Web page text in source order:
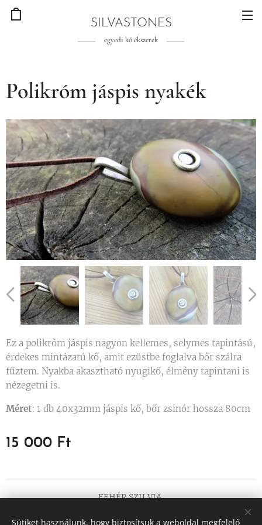
SILVASTONES
egyedi kő ékszerek
Polikróm jáspis nyakék
Ez a polikróm jáspis nagyon kellemes, selymes tapintású,
érdekes mintázatú kő, amit ezüstbe foglalva bőr szálra
fűztem. Nyakba akasztható nyugikő, élmény tapintani is
nézegetni is.
Méret: 1 db 40x32mm jáspis kő, bőr zsinór hossza 80cm
15 000 Ft
FEHÉR SZILVIA
Sütiket használunk, hogy biztosítsuk a weboldal megfelelő